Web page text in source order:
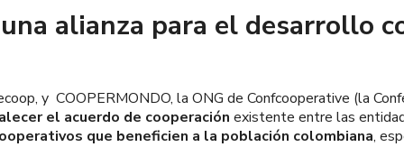
alianza para el desarrollo
y COOPERMONDO, la ONG de Confcooperative (la
el acuerdo de cooperación existente entre las
que beneficien a la población colombiana,